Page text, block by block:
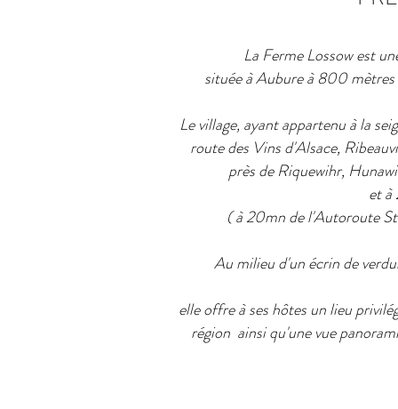
La Ferme Lossow est
située à Aubure à 800 mètres
Le village, ayant appartenu à la
route des Vins d'Alsace,
près de Riquewihr,
et à
( à 20mn de l'Autoroute
Au milieu d'un écrin de
elle offre à ses hôtes un lieu
région ainsi qu'une vue